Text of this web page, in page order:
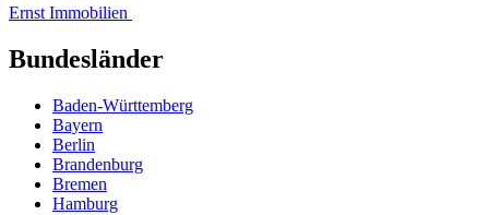
Ernst Immobilien
Bundesländer
Baden-Württemberg
Bayern
Berlin
Brandenburg
Bremen
Hamburg